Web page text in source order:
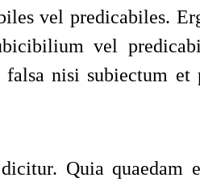
vel predicabiles.
vel
nisi subiectum et
Quia quaedam